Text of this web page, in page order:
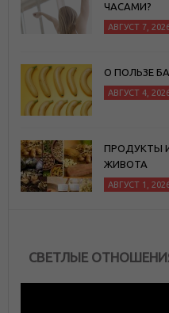
ЧАСАМИ?
АВГУСТ 7,
О ПОЛЬЗЕ
АВГУСТ 4,
ПРОДУКТЫ
ЖИВОТА
АВГУСТ 1,
СВЕТЛЫЕ